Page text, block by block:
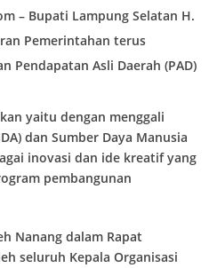
– Bupati Lampung Selatan H.
Pemerintahan terus
Pendapatan Asli Daerah (PAD)
yaitu dengan menggali
dan Sumber Daya Manusia
inovasi dan ide kreatif yang
pembangunan
Nanang dalam Rapat
seluruh Kepala Organisasi